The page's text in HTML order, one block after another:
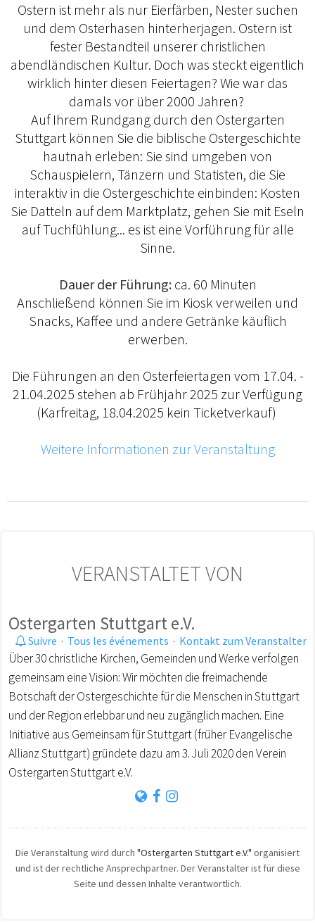
Ostern ist mehr als nur Eierfärben, Nester suchen
und dem Osterhasen hinterherjagen. Ostern ist
fester Bestandteil unserer christlichen
abendländischen Kultur. Doch was steckt eigentlich
wirklich hinter diesen Feiertagen? Wie war das
damals vor über 2000 Jahren?
Auf Ihrem Rundgang durch den Ostergarten
Stuttgart können Sie die biblische Ostergeschichte
hautnah erleben: Sie sind umgeben von
Schauspielern, Tänzern und Statisten, die Sie
interaktiv in die Ostergeschichte einbinden: Kosten
Sie Datteln auf dem Marktplatz, gehen Sie mit Eseln
auf Tuchfühlung... es ist eine Vorführung für alle
Sinne.
Dauer der Führung:ca. 60 Minuten
Anschließend können Sie im Kiosk verweilen und
Snacks, Kaffee und andere Getränke käuflich
erwerben.
Die Führungen an den Osterfeiertagen vom 17.04. -
21.04.2025 stehen ab Frühjahr 2025 zur Verfügung
(Karfreitag, 18.04.2025 kein Ticketverkauf)
Weitere Informationen zur Veranstaltung
VERANSTALTET VON
Ostergarten Stuttgart e.V.
Suivre · Tous les événements · Kontakt zum Veranstalter
Über 30 christliche Kirchen, Gemeinden und Werke verfolgen
gemeinsam eine Vision: Wir möchten die freimachende
Botschaft der Ostergeschichte für die Menschen in Stuttgart
und der Region erlebbar und neu zugänglich machen. Eine
Initiative aus Gemeinsam für Stuttgart (früher Evangelische
Allianz Stuttgart) gründete dazu am 3. Juli 2020 den Verein
Ostergarten Stuttgart e.V.
Die Veranstaltung wird durch "Ostergarten Stuttgart e.V." organisiert
und ist der rechtliche Ansprechpartner. Der Veranstalter ist für diese
Seite und dessen Inhalte verantwortlich.